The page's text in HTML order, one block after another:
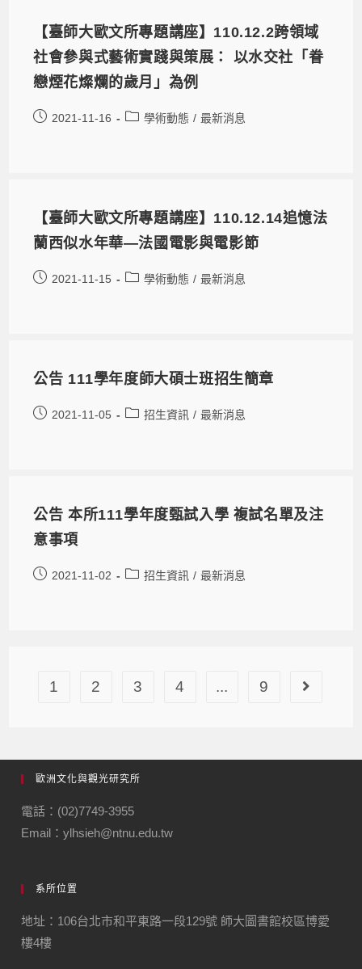
【臺師大歐文所專題講座】110.12.2跨領域
社會參與式藝術實踐與策展： 以水交社「眷
戀煙花燦爛的歲月」為例
2021-11-16 學術動態 / 最新消息
【臺師大歐文所專題講座】110.12.14追憶法
蘭西似水年華—法國電影與電影節
2021-11-15 學術動態 / 最新消息
公告 111學年度師大碩士班招生簡章
2021-11-05 招生資訊 / 最新消息
公告 本所111學年度甄試入學 複試名單及注
意事項
2021-11-02 招生資訊 / 最新消息
1 2 3 4 ... 9
歐洲文化與觀光研究所
電話：(02)7749-3955
Email：ylhsieh@ntnu.edu.tw
系所位置
地址：106台北市和平東路一段129號 師大圖書館校區博愛
樓4樓